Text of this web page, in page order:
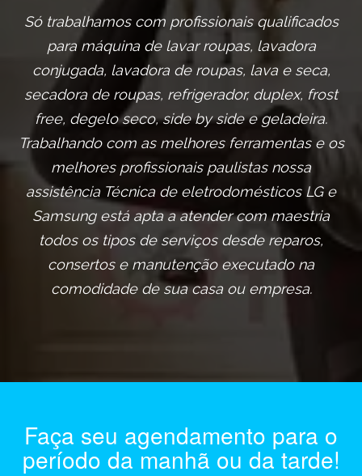
Só trabalhamos com profissionais qualificados
para máquina de lavar roupas, lavadora
conjugada, lavadora de roupas, lava e seca,
secadora de roupas, refrigerador, duplex, frost
free, degelo seco, side by side e geladeira.
Trabalhando com as melhores ferramentas e os
melhores profissionais paulistas nossa
assistência Técnica de eletrodomésticos LG e
Samsung está apta a atender com maestria
todos os tipos de serviços desde reparos,
consertos e manutenção executado na
comodidade de sua casa ou empresa.
Faça seu agendamento para o
período da manhã ou da tarde!